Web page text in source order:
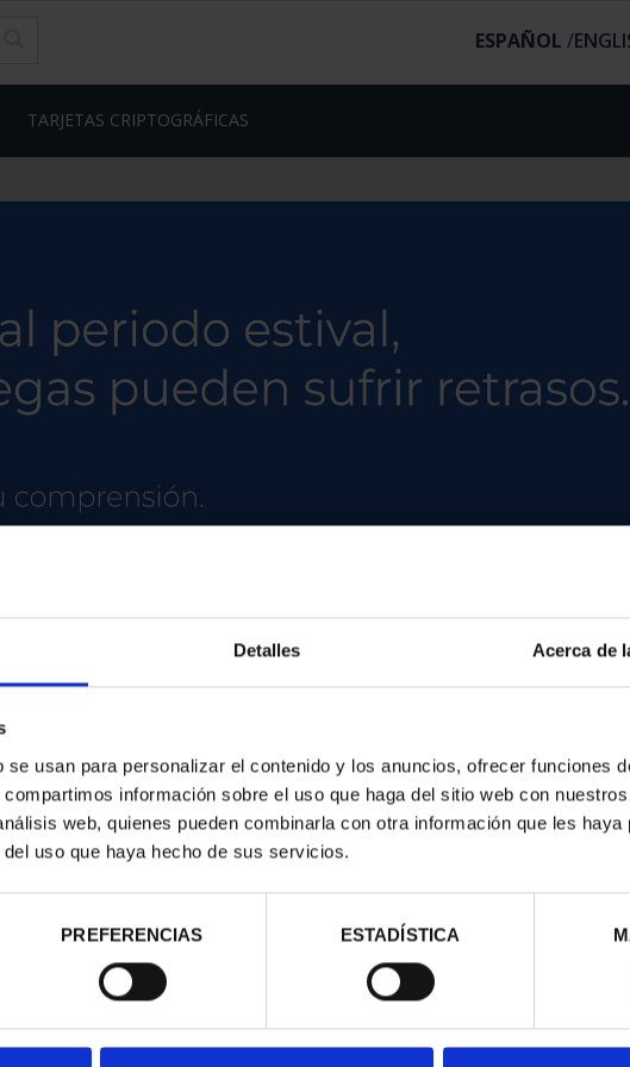
Detalles Acerca de
usan para personalizar el contenido y los anuncios, ofrecer funciones
información sobre el uso que haga del sitio web con
web, quienes pueden combinarla con otra información que les haya
uso que haya hecho de sus servicios.
PREFERENCIAS ESTADÍSTICA
ESPAÑOL /
TARJETAS CRIPTOGRÁFICAS